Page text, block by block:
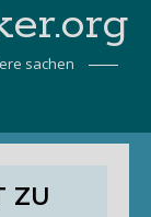
sachen
ZU